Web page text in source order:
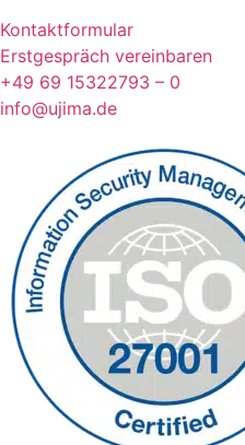
Kontaktformular
Erstgespräch vereinbaren
+49 69 15322793 – 0
info@ujima.de